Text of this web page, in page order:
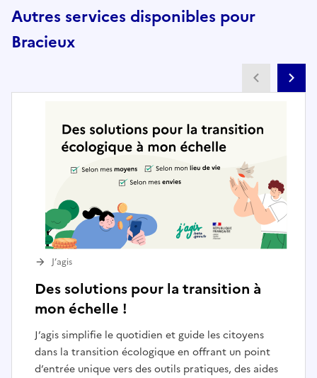
Autres services disponibles pour
Bracieux
Des solutions pour la transition à
mon échelle !
J’agis simplifie le quotidien et guide les citoyens
dans la transition écologique en offrant un point
d’entrée unique vers des outils pratiques, des aides
J’agis